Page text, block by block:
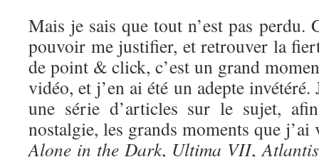
Mais je sais que tout n’est pas perdu.
pouvoir me justifier, et retrouver la
de point & click, c’est un grand
vidéo, et j’en ai été un adepte
une série d’articles sur le sujet,
nostalgie, les grands moments que
Alone in the Dark, Ultima VII,Atlantis